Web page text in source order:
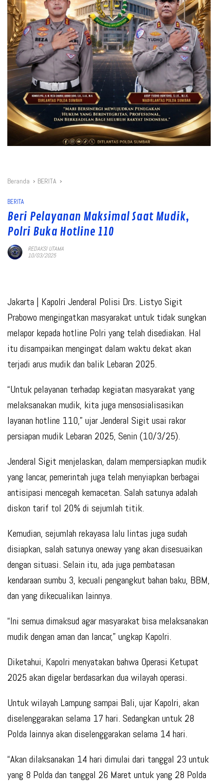
Beranda BERITA
BERITA
Beri Pelayanan Maksimal Saat Mudik,
Polri Buka Hotline 110
REDAKSI UTAMA
10/03/2025
Jakarta | Kapolri Jenderal Polisi Drs. Listyo Sigit
Prabowo mengingatkan masyarakat untuk tidak sungkan
melapor kepada hotline Polri yang telah disediakan. Hal
itu disampaikan mengingat dalam waktu dekat akan
terjadi arus mudik dan balik Lebaran 2025.
“Untuk pelayanan terhadap kegiatan masyarakat yang
melaksanakan mudik, kita juga mensosialisasikan
layanan hotline 110,” ujar Jenderal Sigit usai rakor
persiapan mudik Lebaran 2025, Senin (10/3/25).
Jenderal Sigit menjelaskan, dalam mempersiapkan mudik
yang lancar, pemerintah juga telah menyiapkan berbagai
antisipasi mencegah kemacetan. Salah satunya adalah
diskon tarif tol 20% di sejumlah titik.
Kemudian, sejumlah rekayasa lalu lintas juga sudah
disiapkan, salah satunya oneway yang akan disesuaikan
dengan situasi. Selain itu, ada juga pembatasan
kendaraan sumbu 3, kecuali pengangkut bahan baku, BBM,
dan yang dikecualikan lainnya.
“Ini semua dimaksud agar masyarakat bisa melaksanakan
mudik dengan aman dan lancar,” ungkap Kapolri.
Diketahui, Kapolri menyatakan bahwa Operasi Ketupat
2025 akan digelar berdasarkan dua wilayah operasi.
Untuk wilayah Lampung sampai Bali, ujar Kapolri, akan
diselenggarakan selama 17 hari. Sedangkan untuk 28
Polda lainnya akan diselenggarakan selama 14 hari.
“Akan dilaksanakan 14 hari dimulai dari tanggal 23 untuk
yang 8 Polda dan tanggal 26 Maret untuk yang 28 Polda